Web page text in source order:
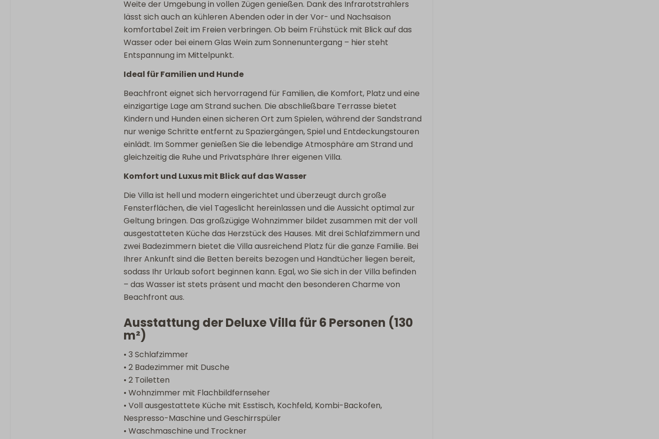
Kinder(reise)bett
Panoramisch uitzicht
Privatsphäre
Freistehende Unterkunft im
Weite der Umgebung in vollen Zügen genießen. Dank des Infrarotstrahlers
lässt sich auch an kühleren Abenden oder in der Vor- und Nachsaison
komfortabel Zeit im Freien verbringen. Ob beim Frühstück mit Blick auf das
Wasser oder bei einem Glas Wein zum Sonnenuntergang – hier steht
Entspannung im Mittelpunkt.
Ideal für Familien und Hunde
Beachfront eignet sich hervorragend für Familien, die Komfort, Platz und eine
einzigartige Lage am Strand suchen. Die abschließbare Terrasse bietet
Kindern und Hunden einen sicheren Ort zum Spielen, während der Sandstrand
nur wenige Schritte entfernt zu Spaziergängen, Spiel und Entdeckungstouren
einlädt. Im Sommer genießen Sie die lebendige Atmosphäre am Strand und
gleichzeitig die Ruhe und Privatsphäre Ihrer eigenen Villa.
Komfort und Luxus mit Blick auf das Wasser
Die Villa ist hell und modern eingerichtet und überzeugt durch große
Fensterflächen, die viel Tageslicht hereinlassen und die Aussicht optimal zur
Geltung bringen. Das großzügige Wohnzimmer bildet zusammen mit der voll
ausgestatteten Küche das Herzstück des Hauses. Mit drei Schlafzimmern und
zwei Badezimmern bietet die Villa ausreichend Platz für die ganze Familie. Bei
Ihrer Ankunft sind die Betten bereits bezogen und Handtücher liegen bereit,
sodass Ihr Urlaub sofort beginnen kann. Egal, wo Sie sich in der Villa befinden
– das Wasser ist stets präsent und macht den besonderen Charme von
Beachfront aus.
Ausstattung der Deluxe Villa für 6 Personen (130
m²)
• 3 Schlafzimmer
• 2 Badezimmer mit Dusche
• 2 Toiletten
• Wohnzimmer mit Flachbildfernseher
• Voll ausgestattete Küche mit Esstisch, Kochfeld, Kombi-Backofen,
Nespresso-Maschine und Geschirrspüler
• Waschmaschine und Trockner